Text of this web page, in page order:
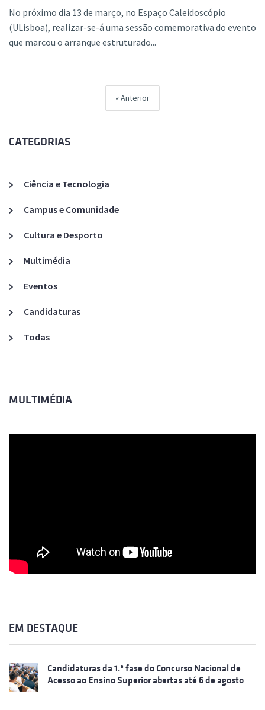
No próximo dia 13 de março, no Espaço Caleidoscópio
(ULisboa), realizar-se-á uma sessão comemorativa do evento
que marcou o arranque estruturado...
Anterior
CATEGORIAS
Ciência e Tecnologia
Campus e Comunidade
Cultura e Desporto
Multimédia
Eventos
Candidaturas
Todas
MULTIMÉDIA
EM DESTAQUE
Candidaturas da 1.ª fase do Concurso Nacional de
Acesso ao Ensino Superior abertas até 6 de agosto